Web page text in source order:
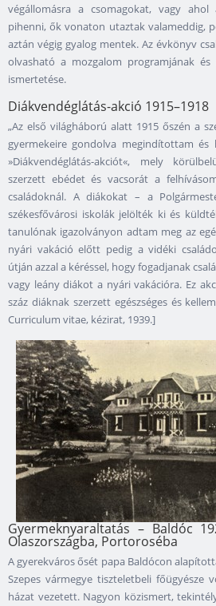
végállomásra a csomagokat, vagy
pihenni, ők vonaton utaztak valameddig,
aztán végig gyalog mentek. Az évkönyv
olvasható a mozgalom programjának
ismertetése.
Diákvendéglátás-akció 1915–1918
„Az első világháború alatt 1915 őszén a
gyermekeire gondolva megindítottam
»Diákvendéglátás-akciót«, mely
szerzett ebédet és vacsorát a
családoknál. A diákokat – a
székesfővárosi iskolák jelölték ki és
tanulónak igazolványon adtam meg az
nyári vakáció előtt pedig a vidéki
útján azzal a kéréssel, hogy fogadjanak
vagy leány diákot a nyári vakációra. Ez
száz diáknak szerzett egészséges és
Curriculum vitae, kézirat, 1939.]
Gyermeknyaraltatás – Baldóc
Olaszországba, Portoroséba
A gyerekváros ősét papa Baldócon
Szepes vármegye tiszteletbeli főügyésze
házat vezetett. Nagyon közismert,